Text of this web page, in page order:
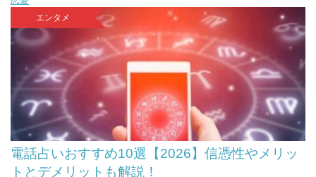
エンタメ
電話占いおすすめ10選【2026】信憑性やメリッ
トとデメリットも解説！